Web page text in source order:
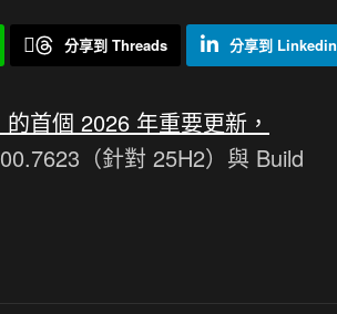
分享到 Threads 分享到 Linkedin
首個 2026 年重要更新，
（針對 25H2）與 Build